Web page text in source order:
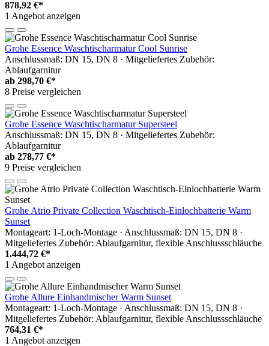
878,92 €*
1 Angebot anzeigen
Grohe Essence Waschtischarmatur Cool Sunrise
Anschlussmaß: DN 15, DN 8 · Mitgeliefertes Zubehör:
Ablaufgarnitur
ab 298,70 €*
8 Preise vergleichen
Grohe Essence Waschtischarmatur Supersteel
Anschlussmaß: DN 15, DN 8 · Mitgeliefertes Zubehör:
Ablaufgarnitur
ab 278,77 €*
9 Preise vergleichen
Grohe Atrio Private Collection Waschtisch-Einlochbatterie Warm
Sunset
Montageart: 1-Loch-Montage · Anschlussmaß: DN 15, DN 8 ·
Mitgeliefertes Zubehör: Ablaufgarnitur, flexible Anschlussschläuche
1.444,72 €*
1 Angebot anzeigen
Grohe Allure Einhandmischer Warm Sunset
Montageart: 1-Loch-Montage · Anschlussmaß: DN 15, DN 8 ·
Mitgeliefertes Zubehör: Ablaufgarnitur, flexible Anschlussschläuche
764,31 €*
1 Angebot anzeigen